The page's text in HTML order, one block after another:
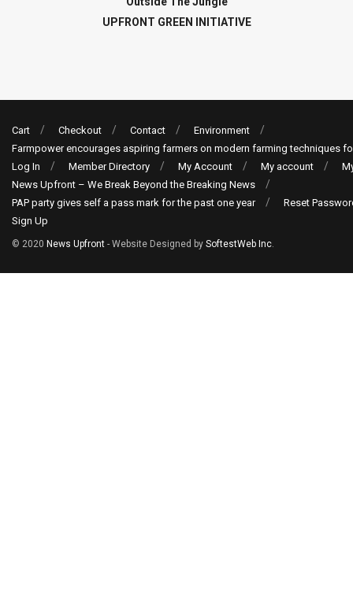
UPFRONT GREEN INITIATIVE
Cart Checkout Contact
Environment
Farmpower encourages aspiring farmers on modern farming techniques
Log In
Member Directory My Account My account
News Upfront – We Break Beyond the Breaking News
PAP party gives self a pass mark for the past one year
Reset
Sign Up
© 2020 News Upfront - Website Designed by SoftestWeb Inc.